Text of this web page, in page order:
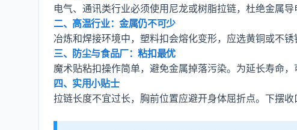
电气、通讯类行业必须使用尼龙或树脂拉链，杜绝金属
二、高温行业：金属仍不可少
冶炼和焊接环境中，塑料扣会熔化变形，应选黄铜或不
三、防尘与食品厂：粘扣最优
魔术贴粘扣操作简单，避免金属掉落污染。为延长寿命
四、实用小贴士
拉链长度不宜过长，胸前位置应避开身体屈折点。下摆